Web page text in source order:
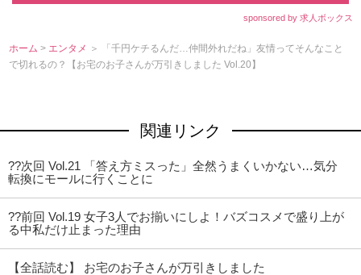
sponsored by 求人ボックス
ホーム > エンタメ ＞ 「千円ケチるんだ…仲間外れだね」友情ってそんなこと
で切れるの？【お宅のお子さんが万引きしました Vol.20】
関連リンク
??次回 Vol.21 「答え方ミスった」全然うまくいかない…気分
転換にモールに行くことに
??前回 Vol.19 女子3人でお揃いにしよ！バズコスメで盛り上が
る中私だけ止まった理由
【全話読む】 お宅のお子さんが万引きしました